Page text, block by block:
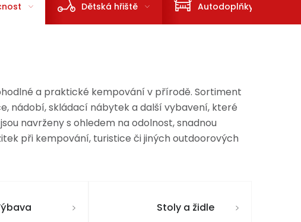
Dětská hřiště Autodoplňky
a praktické kempování v přírodě. Sortiment
nádobí, skládací nábytek a další vybavení, které
navrženy s ohledem na odolnost, snadnou
při kempování, turistice či jiných outdoorových
Stoly a židle